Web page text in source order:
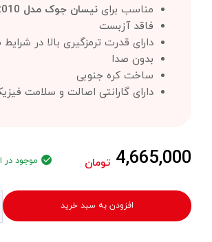
مناسب برای نیسان جوک مدل 2010 تا 2018
فاقد آزبست
دارای قدرت ترمزگیری بالا در
بدون صدا
ساخت کره جنوبی
دارای گارانتی اصالت و سلامت
4,665,000 تومان موجود در
افزودن به سبد خرید